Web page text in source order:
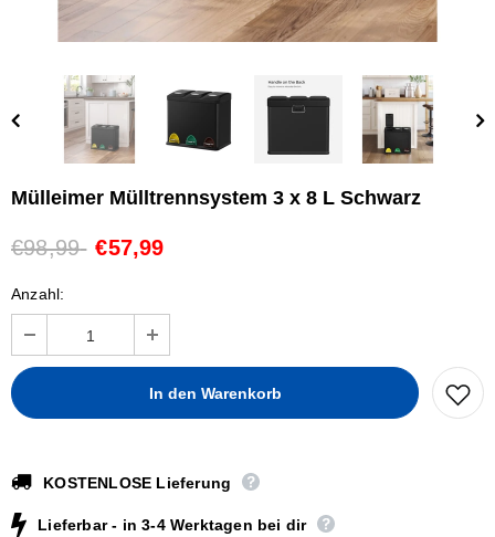
Mülleimer Mülltrennsystem 3 x 8 L Schwarz
€98,99 €57,99
Anzahl:
KOSTENLOSE Lieferung
Lieferbar - in 3-4 Werktagen bei dir